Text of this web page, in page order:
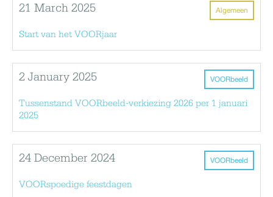
Algemeen
21 March 2025
Start van het VOORjaar
VOORbeeld
2 January 2025
Tussenstand VOORbeeld-verkiezing 2026 per 1 januari
2025
VOORbeeld
24 December 2024
VOORspoedige feestdagen